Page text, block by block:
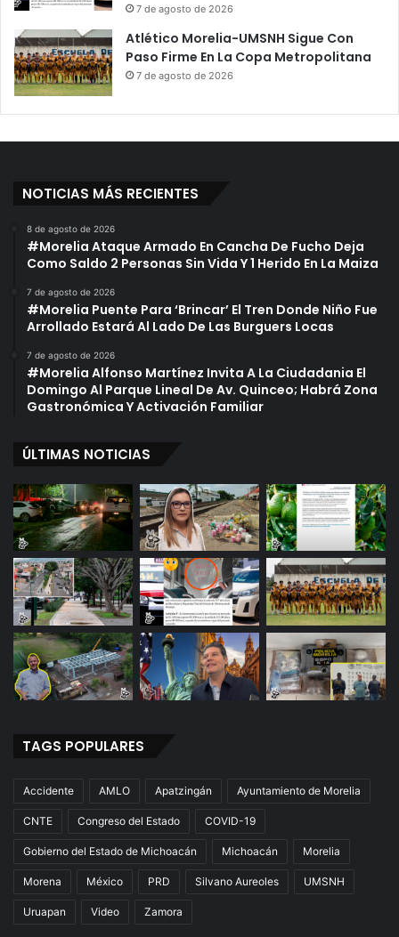
7 de agosto de 2026
Atlético Morelia-UMSNH Sigue Con
Paso Firme En La Copa Metropolitana
7 de agosto de 2026
NOTICIAS MÁS RECIENTES
8 de agosto de 2026
#Morelia Ataque Armado En Cancha De Fucho Deja
Como Saldo 2 Personas Sin Vida Y 1 Herido En La Maiza
7 de agosto de 2026
#Morelia Puente Para ‘Brincar’ El Tren Donde Niño Fue
Arrollado Estará Al Lado De Las Burguers Locas
7 de agosto de 2026
#Morelia Alfonso Martínez Invita A La Ciudadania El
Domingo Al Parque Lineal De Av. Quinceo; Habrá Zona
Gastronómica Y Activación Familiar
ÚLTIMAS NOTICIAS
TAGS POPULARES
Accidente AMLO Apatzingán Ayuntamiento de Morelia
CNTE Congreso del Estado COVID-19
Gobierno del Estado de Michoacán Michoacán Morelia
Morena México PRD Silvano Aureoles UMSNH
Uruapan Video Zamora